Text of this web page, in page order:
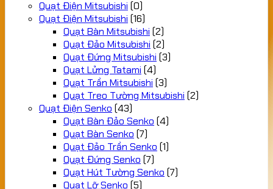
Quạt Điện Mitsubishi (0)
Quạt Điện Mitsubishi (16)
Quạt Bàn Mitsubishi (2)
Quạt Đảo Mitsubishi (2)
Quạt Đứng Mitsubishi (3)
Quạt Lửng Tatami (4)
Quạt Trần Mitsubishi (3)
Quạt Treo Tường Mitsubishi (2)
Quạt Điện Senko (43)
Quạt Bàn Đảo Senko (4)
Quạt Bàn Senko (7)
Quạt Đảo Trần Senko (1)
Quạt Đứng Senko (7)
Quạt Hút Tường Senko (7)
Quạt Lỡ Senko (5)